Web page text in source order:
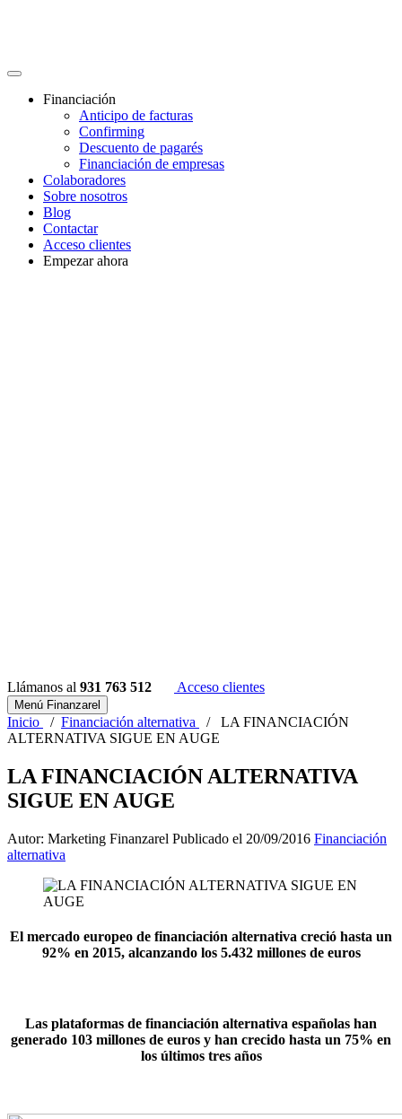
Financiación
Anticipo de facturas
Confirming
Descuento de pagarés
Financiación de empresas
Colaboradores
Sobre nosotros
Blog
Contactar
Acceso clientes
Empezar ahora
Llámanos al 931 763 512 Acceso clientes
Menú Finanzarel
Inicio / Financiación alternativa / LA FINANCIACIÓN
ALTERNATIVA SIGUE EN AUGE
LA FINANCIACIÓN ALTERNATIVA
SIGUE EN AUGE
Autor: Marketing Finanzarel Publicado el 20/09/2016 Financiación
alternativa
El mercado europeo de financiación alternativa creció hasta un
92% en 2015, alcanzando los 5.432 millones de euros
Las plataformas de financiación alternativa españolas han
generado 103 millones de euros y han crecido hasta un 75% en
los últimos tres años